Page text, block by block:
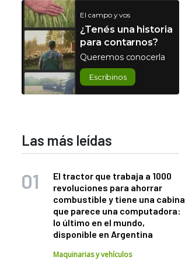
El campo y vos
¿Tenés una historia
para contarnos?
Queremos conocerla
Escribinos
Las más leídas
El tractor que trabaja a 1000
revoluciones para ahorrar
combustible y tiene una cabina
que parece una computadora:
lo último en el mundo,
disponible en Argentina
Maquinarias y vehículos